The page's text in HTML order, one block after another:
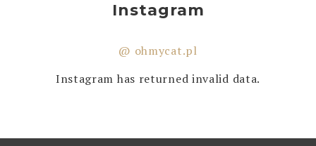
Instagram
@ ohmycat.pl
Instagram has returned invalid data.